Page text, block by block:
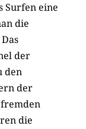
Surfen eine
die
der
den
der
die